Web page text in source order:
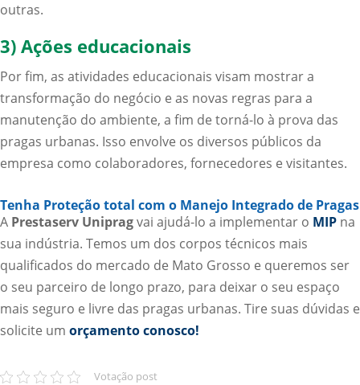
outras.
3) Ações educacionais
Por fim, as atividades educacionais visam mostrar a
transformação do negócio e as novas regras para a
manutenção do ambiente, a fim de torná-lo à prova das
pragas urbanas. Isso envolve os diversos públicos da
empresa como colaboradores, fornecedores e visitantes.
Tenha Proteção total com o Manejo Integrado de Pragas
A Prestaserv Unipragvai ajudá-lo a implementar o MIP na
sua indústria. Temos um dos corpos técnicos mais
qualificados do mercado de Mato Grosso e queremos ser
o seu parceiro de longo prazo, para deixar o seu espaço
mais seguro e livre das pragas urbanas. Tire suas dúvidas e
solicite um orçamento conosco!
Votação post